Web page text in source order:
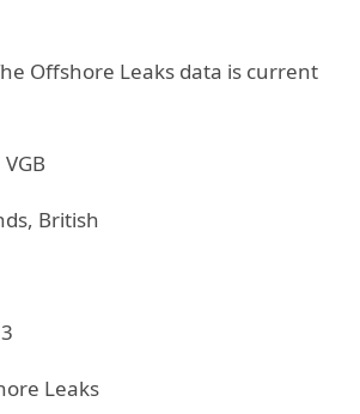
Offshore Leaks data is current
VGB
British
Leaks